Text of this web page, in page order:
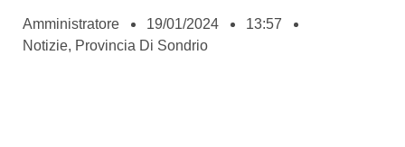
Amministratore 19/01/2024
13:57
Notizie, Provincia Di Sondrio